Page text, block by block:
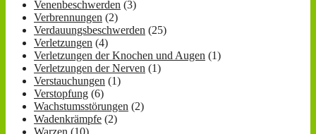
Venenbeschwerden (3)
Verbrennungen (2)
Verdauungsbeschwerden (25)
Verletzungen (4)
Verletzungen der Knochen und Augen (1)
Verletzungen der Nerven (1)
Verstauchungen (1)
Verstopfung (6)
Wachstumsstörungen (2)
Wadenkrämpfe (2)